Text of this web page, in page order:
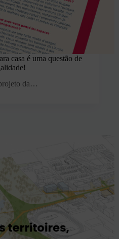
casa é uma questão de
da…